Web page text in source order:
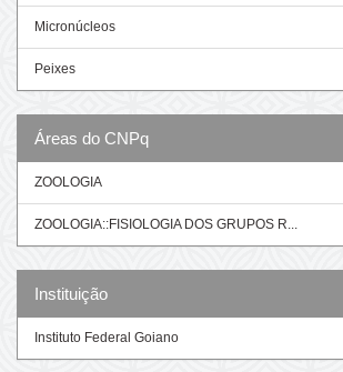
Micronúcleos
Peixes
Áreas do CNPq
ZOOLOGIA
ZOOLOGIA::FISIOLOGIA DOS GRUPOS R...
Instituição
Instituto Federal Goiano